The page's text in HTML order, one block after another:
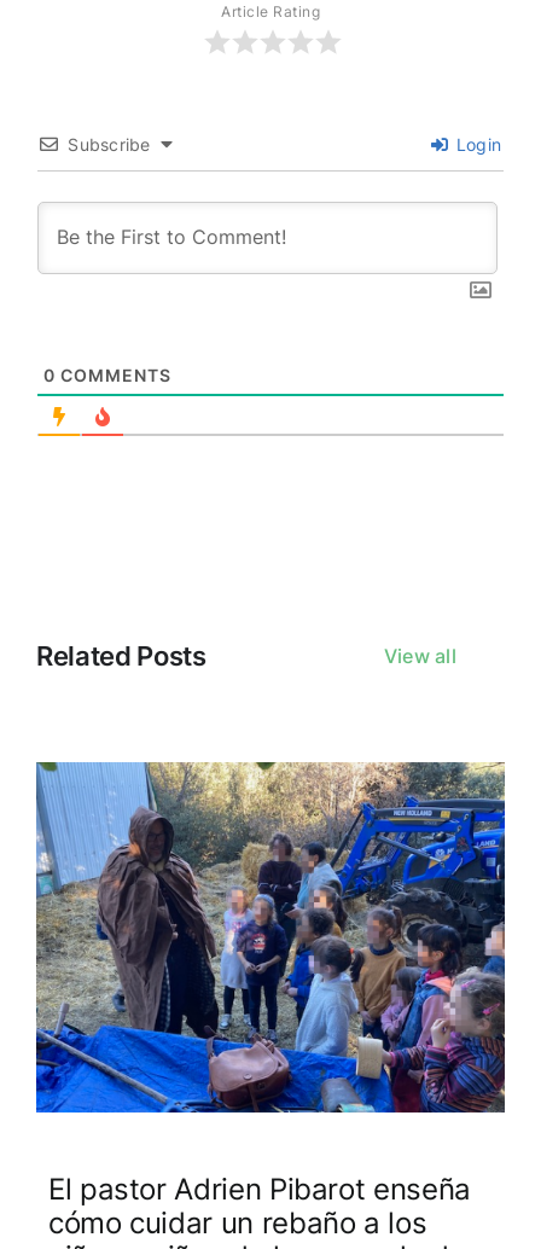
Article Rating
Subscribe Login
0 COMMENTS
Related Posts View all
El pastor Adrien Pibarot enseña
cómo cuidar un rebaño a los